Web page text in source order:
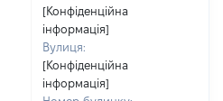
[Конфіденційна
інформація]
Вулиця:
[Конфіденційна
інформація]